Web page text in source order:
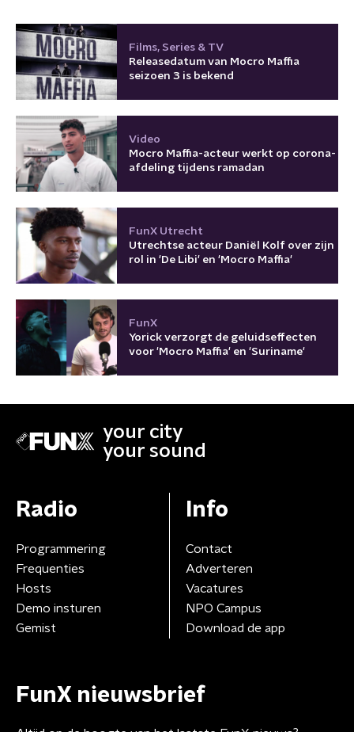
Films, Series & TV
Releasedatum van Mocro Maffia
seizoen 3 is bekend
Video
Mocro Maffia-acteur werkt op corona-
afdeling tijdens ramadan
FunX Utrecht
Utrechtse acteur Daniël Kolf over zijn
rol in 'De Libi' en 'Mocro Maffia'
FunX
Yorick verzorgt de geluidseffecten
voor 'Mocro Maffia' en 'Suriname'
your city
your sound
Radio
Programmering
Frequenties
Hosts
Demo insturen
Gemist
Info
Contact
Adverteren
Vacatures
NPO Campus
Download de app
FunX nieuwsbrief